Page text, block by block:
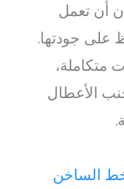
أن تعمل
على جودتها.
متكاملة،
الأعطال
الساخن